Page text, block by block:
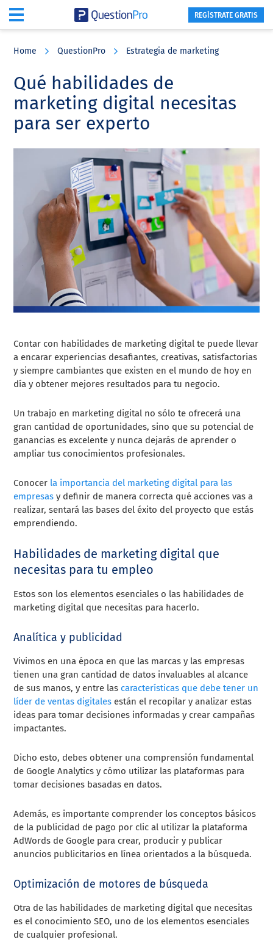
content
sidebar
REGÍSTRATE GRATIS
Home QuestionPro Estrategia de marketing
Qué habilidades de
marketing digital necesitas
para ser experto
Contar con habilidades de marketing digital te puede llevar
a encarar experiencias desafiantes, creativas, satisfactorias
y siempre cambiantes que existen en el mundo de hoy en
día y obtener mejores resultados para tu negocio.
Un trabajo en marketing digital no sólo te ofrecerá una
gran cantidad de oportunidades, sino que su potencial de
ganancias es excelente y nunca dejarás de aprender o
ampliar tus conocimientos profesionales.
Conocer la importancia del marketing digital para las
empresas y definir de manera correcta qué acciones vas a
realizar, sentará las bases del éxito del proyecto que estás
emprendiendo.
Habilidades de marketing digital que
necesitas para tu empleo
Estos son los elementos esenciales o las habilidades de
marketing digital que necesitas para hacerlo.
Analítica y publicidad
Vivimos en una época en que las marcas y las empresas
tienen una gran cantidad de datos invaluables al alcance
de sus manos, y entre las características que debe tener un
líder de ventas digitales están el recopilar y analizar estas
ideas para tomar decisiones informadas y crear campañas
impactantes.
Dicho esto, debes obtener una comprensión fundamental
de Google Analytics y cómo utilizar las plataformas para
tomar decisiones basadas en datos.
Además, es importante comprender los conceptos básicos
de la publicidad de pago por clic al utilizar la plataforma
AdWords de Google para crear, producir y publicar
anuncios publicitarios en línea orientados a la búsqueda.
Optimización de motores de búsqueda
Otra de las habilidades de marketing digital que necesitas
es el conocimiento SEO, uno de los elementos esenciales
de cualquier profesional.